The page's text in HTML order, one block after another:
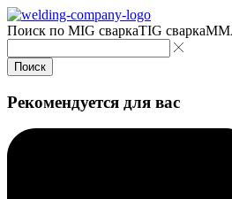
Поиск по MIG сваркаTIG сварка
Поиск
Рекомендуется для вас